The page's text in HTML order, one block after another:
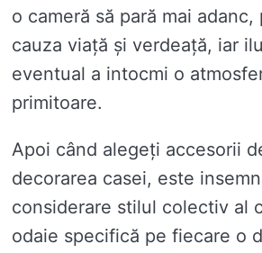
o cameră să pară mai
cauza viață și verdeață, iar
eventual a intocmi o
primitoare.
Apoi când alegeți accesorii
decorarea casei, este
considerare stilul colectiv al
odaie specifică pe fiecare o